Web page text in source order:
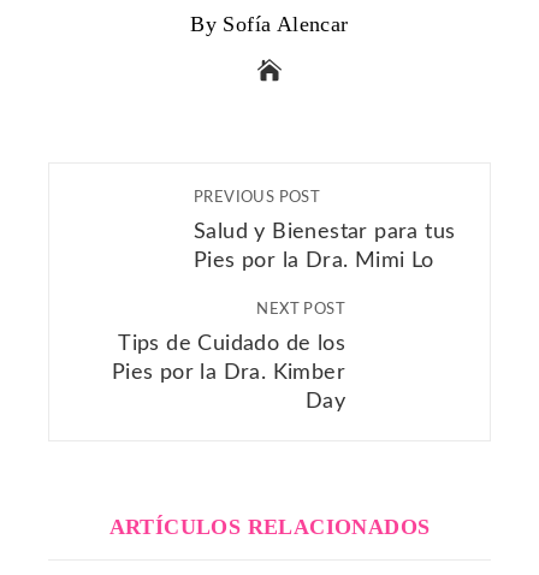
By Sofía Alencar
PREVIOUS POST
Salud y Bienestar para tus
Pies por la Dra. Mimi Lo
NEXT POST
Tips de Cuidado de los
Pies por la Dra. Kimber
Day
ARTÍCULOS RELACIONADOS